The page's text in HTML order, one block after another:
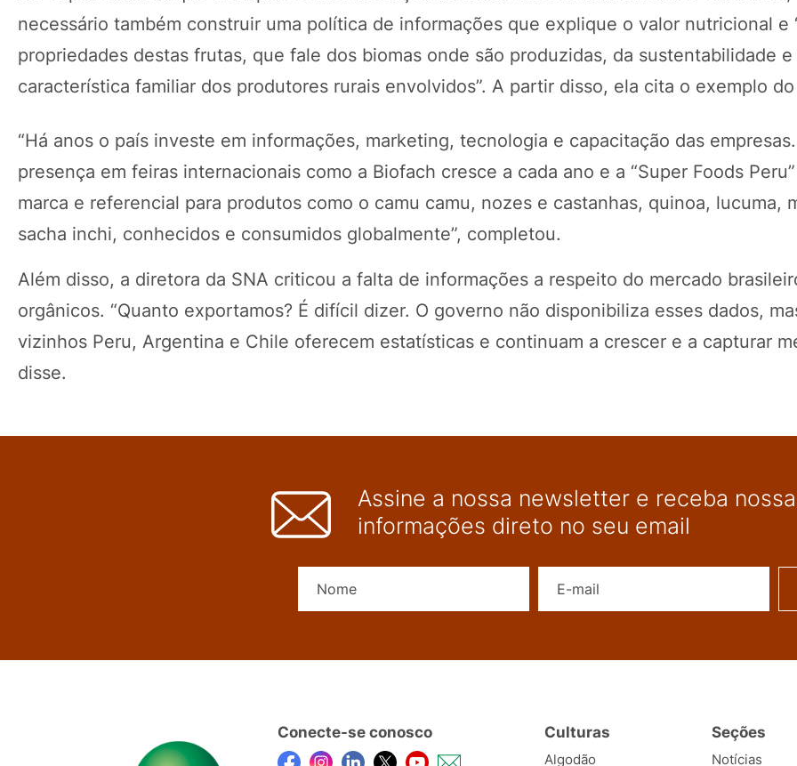
necessário também construir uma política de informações que explique o valor nutricional e
propriedades destas frutas, que fale dos biomas onde são produzidas, da sustentabilidade e
característica familiar dos produtores rurais envolvidos”. A partir disso, ela cita o exemplo
“Há anos o país investe em informações, marketing, tecnologia e capacitação das
presença em feiras internacionais como a Biofach cresce a cada ano e a “Super Foods
marca e referencial para produtos como o camu camu, nozes e castanhas, quinoa, lucuma,
sacha inchi, conhecidos e consumidos globalmente”, completou.
Além disso, a diretora da SNA criticou a falta de informações a respeito do mercado
orgânicos. “Quanto exportamos? É difícil dizer. O governo não disponibiliza esses dados,
vizinhos Peru, Argentina e Chile oferecem estatísticas e continuam a crescer e a capturar
disse.
Assine a nossa newsletter e receba
informações direto no seu email
Conecte-se conosco Culturas
Algodão
Seções
Notícias